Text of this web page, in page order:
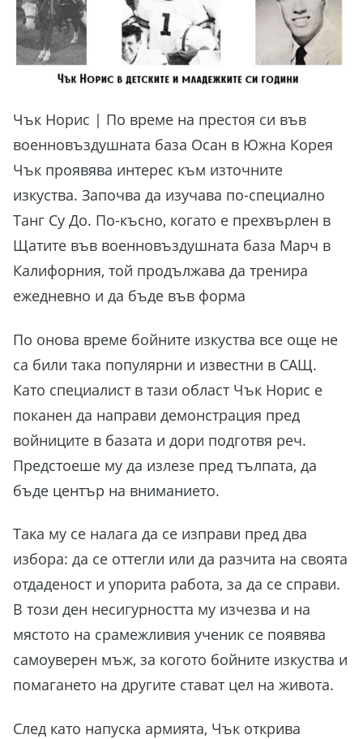
Чък Норис | По време на престоя си във
военновъздушната база Осан в Южна Корея
Чък проявява интерес към източните
изкуства. Започва да изучава по-специално
Танг Су До. По-късно, когато е прехвърлен в
Щатите във военновъздушната база Марч в
Калифорния, той продължава да тренира
ежедневно и да бъде във форма
По онова време бойните изкуства все още не
са били така популярни и известни в САЩ.
Като специалист в тази област Чък Норис е
поканен да направи демонстрация пред
войниците в базата и дори подготвя реч.
Предстоеше му да излезе пред тълпата, да
бъде център на вниманието.
Така му се налага да се изправи пред два
избора: да се оттегли или да разчита на своята
отдаденост и упорита работа, за да се справи.
В този ден несигурността му изчезва и на
мястото на срамежливия ученик се появява
самоуверен мъж, за когото бойните изкуства и
помагането на другите стават цел на живота.
След като напуска армията, Чък открива